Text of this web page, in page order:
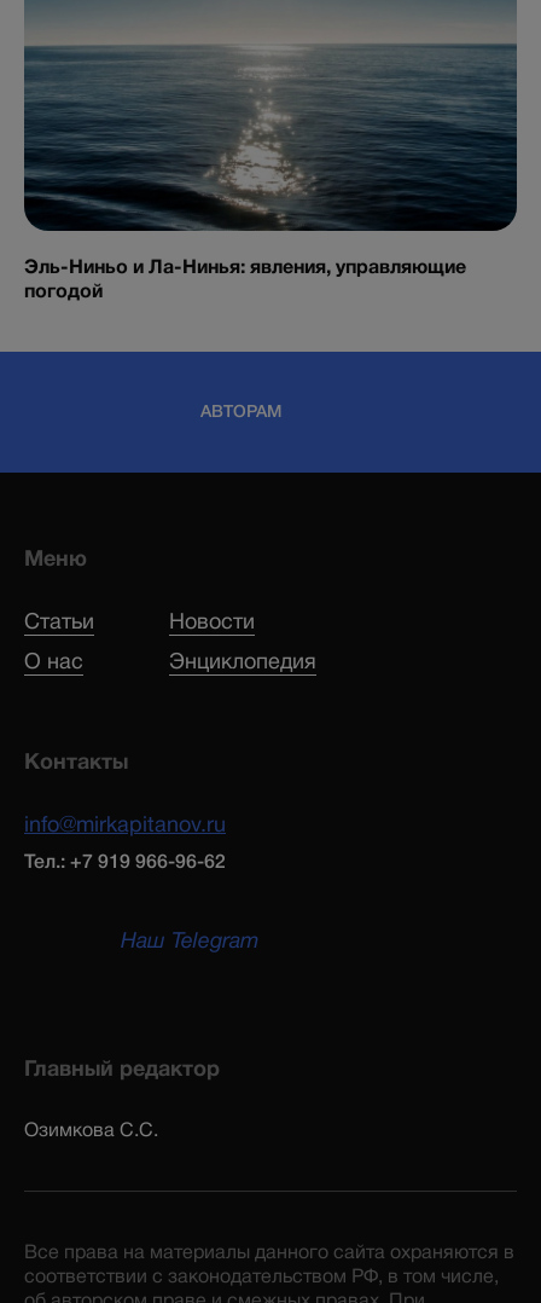
Эль-Ниньо и Ла-Нинья: явления, управляющие
погодой
АВТОРАМ
Меню
Статьи
Новости
О нас
Энциклопедия
Контакты
info@mirkapitanov.ru
Тел.: +7 919 966-96-62
Наш Telegram
Главный редактор
Озимкова С.С.
Все права на материалы данного сайта охраняются в
соответствии с законодательством РФ, в том числе,